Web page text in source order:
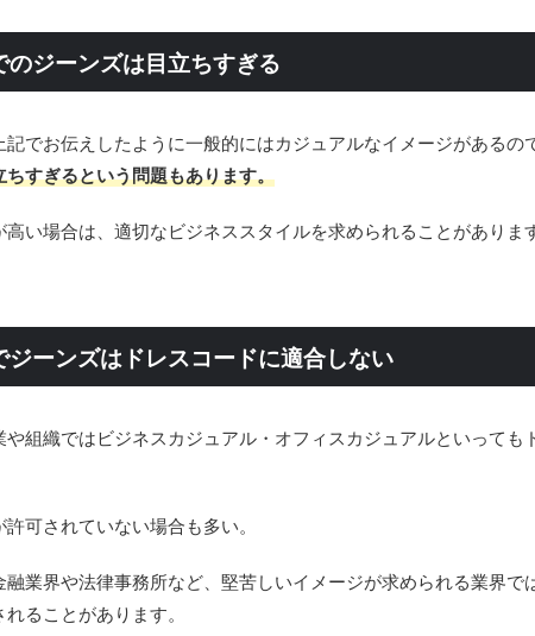
のジーンズは目立ちすぎる
記でお伝えしたように一般的にはカジュアルなイメージがあるので
ちすぎるという問題もあります。
高い場合は、適切なビジネススタイルを求められることがあります
ジーンズはドレスコードに適合しない
や組織ではビジネスカジュアル・オフィスカジュアルといっても
可されていない場合も多い。
融業界や法律事務所など、堅苦しいイメージが求められる業界で
ることがあります。